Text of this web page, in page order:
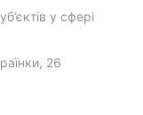
у сфері
26